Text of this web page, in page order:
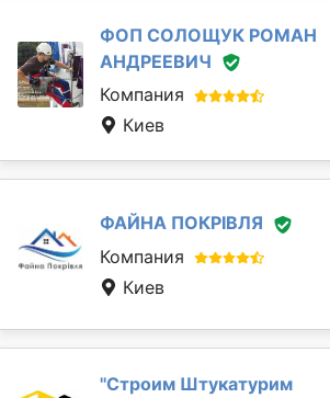
ФОП СОЛОЩУК РОМАН
АНДРЕЕВИЧ
Компания
Киев
ФАЙНА ПОКРІВЛЯ
Компания
Киев
''Строим Штукатурим